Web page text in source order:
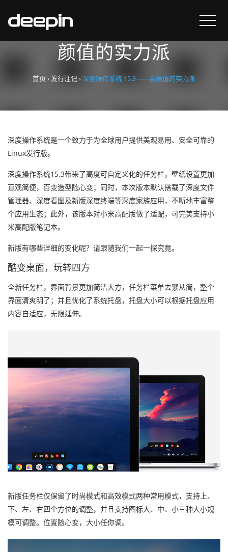
深度操作系统 15.3——高
颜值的实力派
首页 ›发行注记›深度操作系统 15.3——高颜值的实力派
深度操作系统是一个致力于为全球用户提供美观易用、安全可靠的
Linux发行版。
深度操作系统15.3带来了高度可自定义化的任务栏，壁纸设置更加
直观简便，百变造型随心变；同时，本次版本默认搭载了深度文件
管理器、深度看图及新版深度终端等深度家族应用，不断地丰富整
个应用生态；此外，该版本对小米高配版做了适配，可完美支持小
米高配版笔记本。
新版有哪些详细的变化呢？请跟随我们一起一探究竟。
酷变桌面，玩转四方
全新任务栏，界面背景更加简洁大方，任务栏菜单去繁从简，整个
界面清爽明了；并且优化了系统托盘，托盘大小可以根据托盘应用
内容自适应，无限延伸。
新版任务栏仅保留了时尚模式和高效模式两种常用模式，支持上、
下、左、右四个方位的调整，并且支持图标大、中、小三种大小规
模可调整。位置随心变，大小任你调。